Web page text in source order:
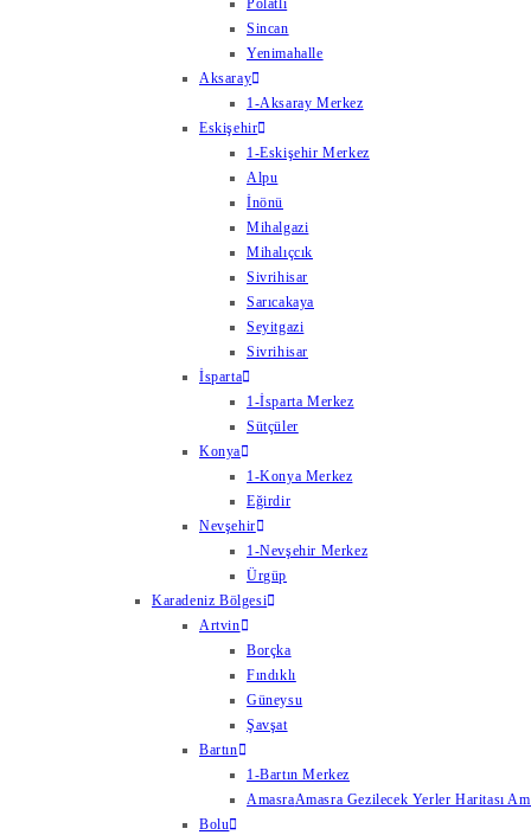
Polatlı
Sincan
Yenimahalle
Aksaray
1-Aksaray Merkez
Eskişehir
1-Eskişehir Merkez
Alpu
İnönü
Mihalgazi
Mihalıçcık
Sivrihisar
Sarıcakaya
Seyitgazi
Sivrihisar
İsparta
1-İsparta Merkez
Sütçüler
Konya
1-Konya Merkez
Eğirdir
Nevşehir
1-Nevşehir Merkez
Ürgüp
Karadeniz Bölgesi
Artvin
Borçka
Fındıklı
Güneysu
Şavşat
Bartın
1-Bartın Merkez
AmasraAmasra Gezilecek Yerler Haritası
Bolu